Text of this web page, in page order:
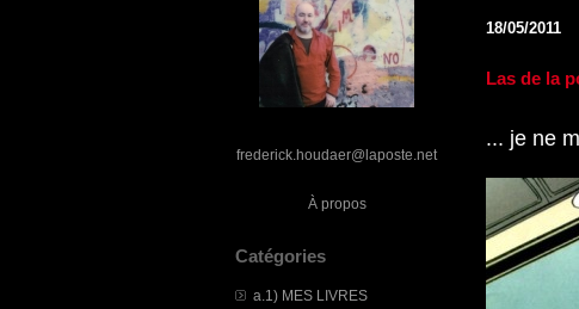
frederick.houdaer@laposte.net
À propos
Catégories
a.1) MES LIVRES
18/05/2011
Las de la
... je ne